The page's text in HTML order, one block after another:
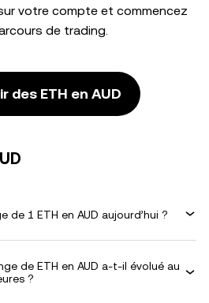
votre compte et commencez
de trading.
des ETH en AUD
de 1 ETH en AUD aujourd’hui ?
de ETH en AUD a-t-il évolué au
?